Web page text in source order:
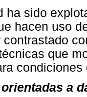
ha sido
hacen uso
contrastado
que
a